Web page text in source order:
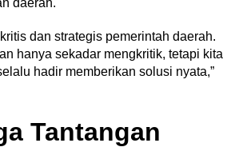
daerah.
dan strategis pemerintah daerah.
hanya sekadar mengkritik, tetapi kita
hadir memberikan solusi nyata,”
Tantangan